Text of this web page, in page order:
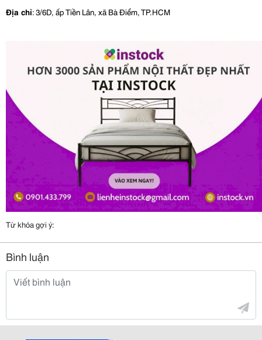
Địa chỉ: 3/6D, ấp Tiền Lân, xã Bà Điểm, TP.HCM
Từ khóa gợi ý:
Bình luận